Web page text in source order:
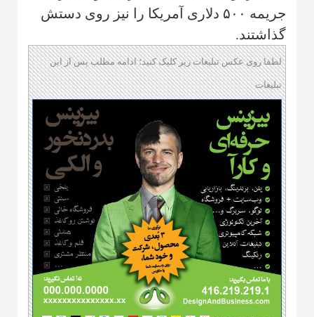
جریمه ۵۰۰ دلاری آمریکا را نیز روی دستش
گذاشتند.
لطفا روی عکس تبلیغات زیر کلیک کنید؛ ادامه مطلب پس از این
تبلیغات